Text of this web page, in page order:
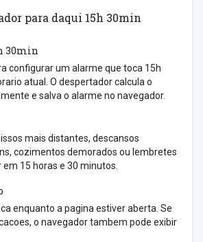
para daqui 15h 30min
30min
configurar um alarme que toca 15h
atual. O despertador calcula o
e salva o alarme no navegador.
mais distantes, descansos
cozimentos demorados ou lembretes
15 horas e 30 minutos.
enquanto a pagina estiver aberta. Se
o navegador tambem pode exibir